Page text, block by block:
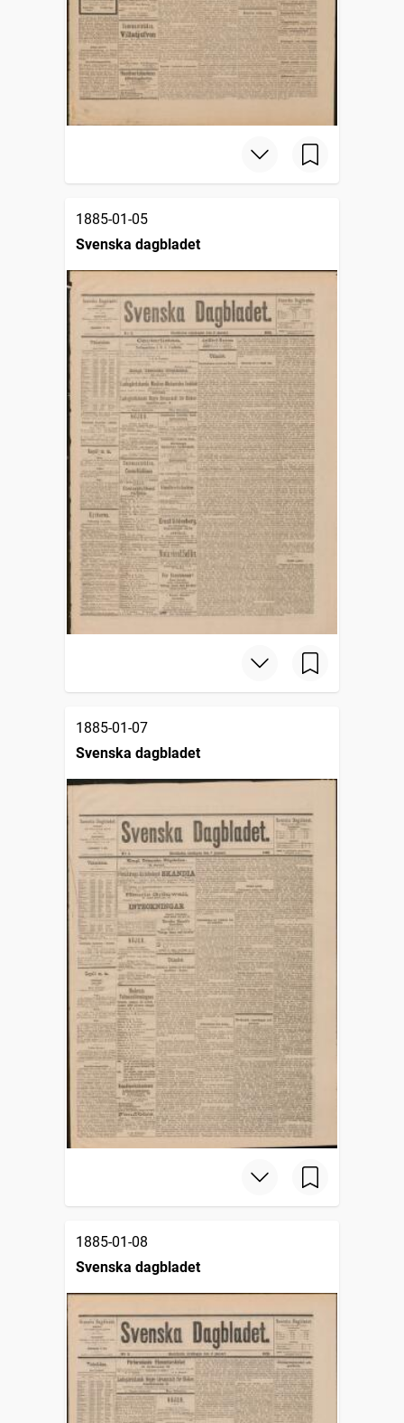
1885-01-05
Svenska dagbladet
1885-01-07
Svenska dagbladet
1885-01-08
Svenska dagbladet